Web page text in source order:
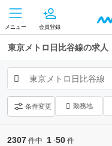
メニュー 会員登録
東京メトロ日比谷線の求人
東京メトロ日比谷線
条件変更 勤務地
2307 件中 1 -50 件